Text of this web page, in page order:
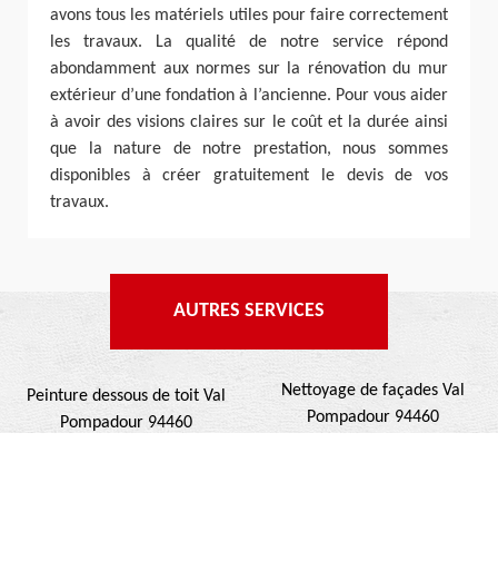
avons tous les matériels utiles pour faire correctement
les travaux. La qualité de notre service répond
abondamment aux normes sur la rénovation du mur
extérieur d’une fondation à l’ancienne. Pour vous aider
à avoir des visions claires sur le coût et la durée ainsi
que la nature de notre prestation, nous sommes
disponibles à créer gratuitement le devis de vos
travaux.
AUTRES SERVICES
Peinture dessous de toit Val
Pompadour 94460
Nettoyage de façades Val
Pompadour 94460